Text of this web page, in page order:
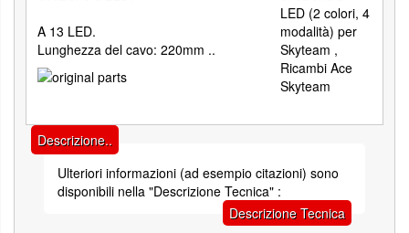
A 13 LED.
Lunghezza del cavo: 220mm ..
Descrizione..
Ulteriori informazioni (ad esempio citazioni) sono
disponibili nella "Descrizione Tecnica" :
Descrizione Tecnica